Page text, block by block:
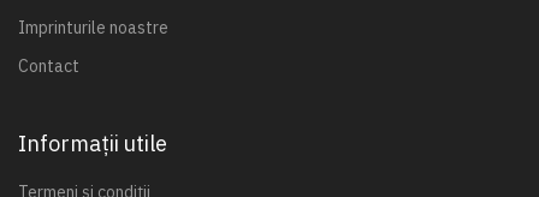
Imprinturile noastre
Contact
Informații utile
Termeni și condiții